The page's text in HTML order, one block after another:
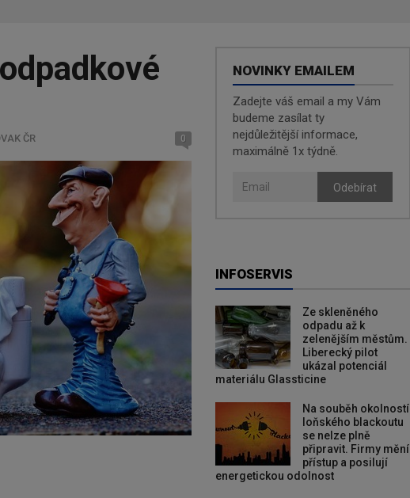
ČR 0
NOVINKY EMAILEM
Zadejte váš email a my Vám
budeme zasílat ty
nejdůležitější informace,
maximálně 1x týdně.
Odebírat
INFOSERVIS
Ze skleněného
odpadu až k
zelenějším městům.
Liberecký pilot
ukázal potenciál
materiálu Glassticine
Na souběh okolností
loňského blackoutu
se nelze plně
připravit. Firmy mění
přístup a posilují
energetickou odolnost